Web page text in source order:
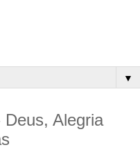
▼
Deus, Alegria